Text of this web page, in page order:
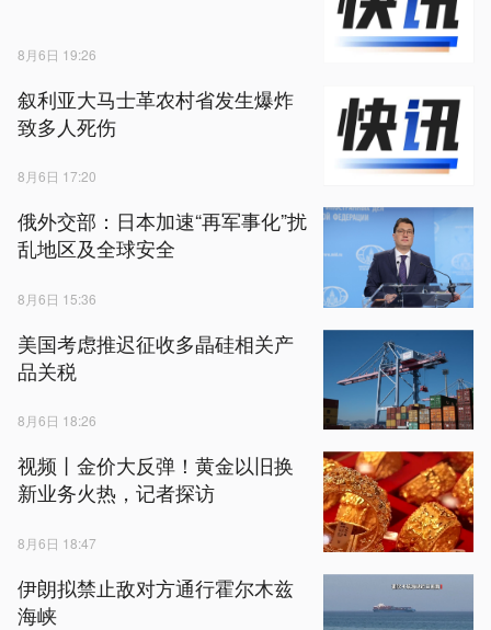
8月6日 19:26
叙利亚大马士革农村省发生爆炸
致多人死伤
8月6日 17:20
俄外交部：日本加速“再军事化”扰
乱地区及全球安全
8月6日 15:36
美国考虑推迟征收多晶硅相关产
品关税
8月6日 18:26
视频丨金价大反弹！黄金以旧换
新业务火热，记者探访
8月6日 18:47
伊朗拟禁止敌对方通行霍尔木兹
海峡